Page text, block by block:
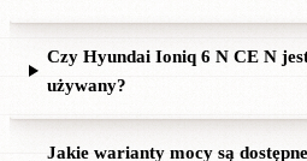
Czy Hyundai Ioniq 6 N CE N
używany?
Jakie warianty mocy są